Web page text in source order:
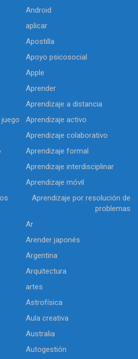
Android
aplicar
Apostilla
Apoyo psicosocial
Apple
Aprender
Aprendizaje a distancia
Aprendizaje activo
Aprendizaje colaborativo
Aprendizaje formal
Aprendizaje interdisciplinar
Aprendizaje móvil
Aprendizaje por resolución de
problemas
Ar
Arender japonés
Argentina
Arquitectura
artes
Astrofísica
Aula creativa
Australia
Autogestión